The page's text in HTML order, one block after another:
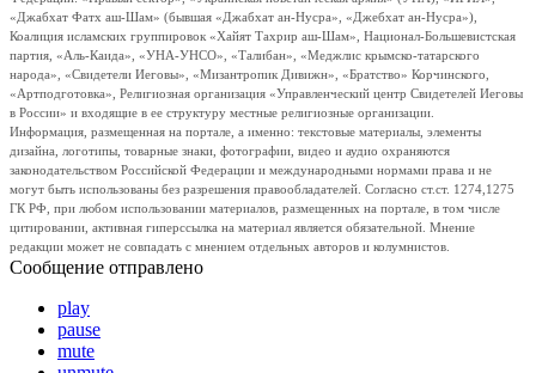
«Джабхат Фатх аш-Шам» (бывшая «Джабхат ан-Нусра», «Джебхат ан-Нусра»),
Коалиция исламских группировок «Хайят Тахрир аш-Шам», Национал-Большевистская
партия, «Аль-Каида», «УНА-УНСО», «Талибан», «Меджлис крымско-татарского
народа», «Свидетели Иеговы», «Мизантропик Дивижн», «Братство» Корчинского,
«Артподготовка», Религиозная организация «Управленческий центр Свидетелей Иеговы
в России» и входящие в ее структуру местные религиозные организации.
Информация, размещенная на портале, а именно: текстовые материалы, элементы
дизайна, логотипы, товарные знаки, фотографии, видео и аудио охраняются
законодательством Российской Федерации и международными нормами права и не
могут быть использованы без разрешения правообладателей. Согласно ст.ст. 1274,1275
ГК РФ, при любом использовании материалов, размещенных на портале, в том числе
цитировании, активная гиперссылка на материал является обязательной. Мнение
редакции может не совпадать с мнением отдельных авторов и колумнистов.
Сообщение отправлено
play
pause
mute